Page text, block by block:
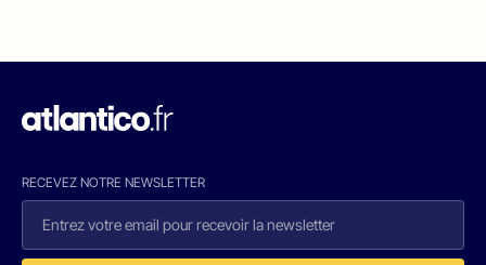
RECEVEZ NOTRE NEWSLETTER